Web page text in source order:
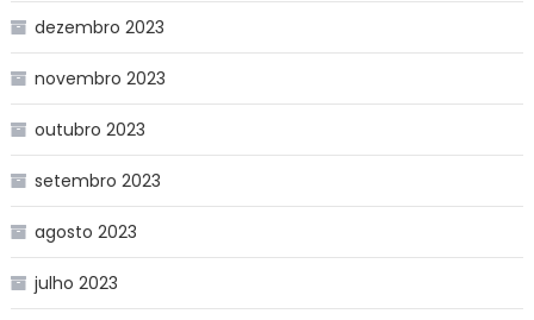
dezembro 2023
novembro 2023
outubro 2023
setembro 2023
agosto 2023
julho 2023